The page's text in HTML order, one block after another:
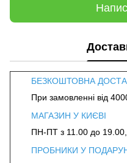
БЕЗКОШТОВНА
При замовленні від
МАГАЗИН У КИЄВІ
ПН-ПТ з 11.00 до 19.00,
ПРОБНИКИ У